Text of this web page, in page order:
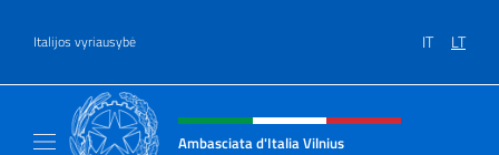
Italijos vyriausybė IT LT
Site header, social and menu
Ambasciata d'Italia Vilnius